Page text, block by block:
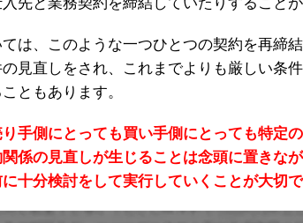
は、このような一つひとつの契約を再締
見直しをされ、これまでよりも厳しい条
ともあります。
手側にとっても買い手側にとっても特定
係の見直しが生じることは念頭に置きな
十分検討をして実行していくことが大切で